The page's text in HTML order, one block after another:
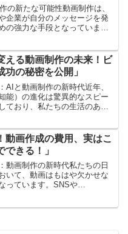
の新たな可能性動画制作は、
企業が自分のメッセージを発
の強力な手段となっていま
い動画に触れ、その中で感
える動画制作の未来！ビ
功の秘密を公開」
AIと動画制作の新時代近年、
能）の進化は驚異的なスピー
ており、私たちの生活のあら
あり、もはや専門技術を持つ
ものではな...
動画作成の費用、実はこ
できる！」
動画制作の新時代私たちの日
いて、動画はもはや欠かせな
っています。SNSや